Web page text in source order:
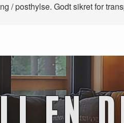
/ posthylse. Godt sikret for